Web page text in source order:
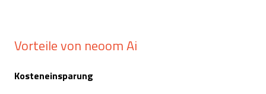
Vorteile von neoom Ai
Kosteneinsparung